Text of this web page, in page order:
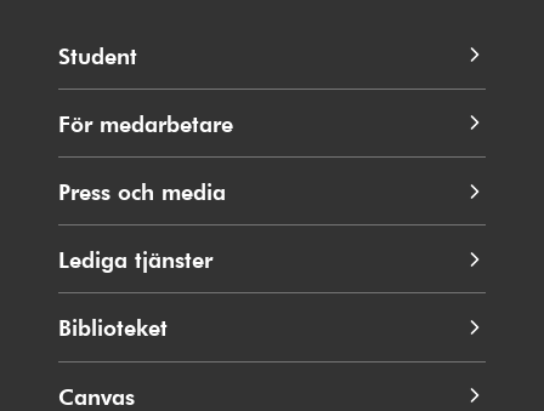
Student
För medarbetare
Press och media
Lediga tjänster
Biblioteket
Canvas